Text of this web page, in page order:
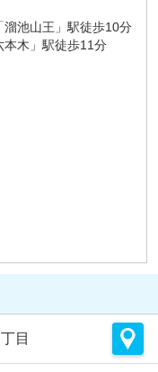
池山王」駅徒歩10分
本木」駅徒歩11分
目